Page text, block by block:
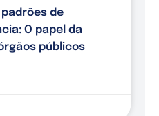
de
O papel da
públicos